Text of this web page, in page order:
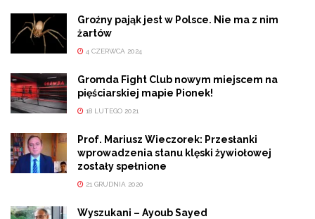
Groźny pająk jest w Polsce. Nie ma z nim
żartów
4 CZERWCA 2024
Gromda Fight Club nowym miejscem na
pięściarskiej mapie Pionek!
18 LUTEGO 2021
Prof. Mariusz Wieczorek: Przesłanki
wprowadzenia stanu klęski żywiołowej
zostały spełnione
21 GRUDNIA 2020
Wyszukani – Ayoub Sayed